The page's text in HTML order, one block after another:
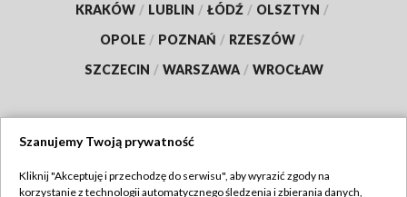
KRAKÓW / LUBLIN / ŁÓDŹ / OLSZTYN /
OPOLE / POZNAŃ / RZESZÓW /
SZCZECIN / WARSZAWA / WROCŁAW
Szanujemy Twoją prywatność
Kliknij "Akceptuję i przechodzę do serwisu", aby wyrazić zgody na
korzystanie z technologii automatycznego śledzenia i zbierania danych,